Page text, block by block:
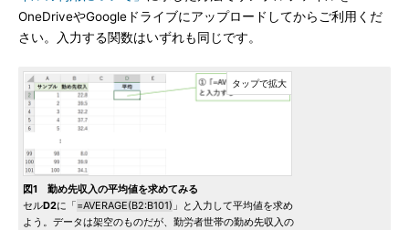
OneDriveやGoogleドライブにアップロードしてからご利用くだ
さい。入力する関数はいずれも同じです。
図1 勤め先収入の平均値を求めてみる
セルD2に「=AVERAGE(B2:B101) 」と入力して平均値を求め
よう。データは架空のものだが、勤労者世帯の勤め先収入の